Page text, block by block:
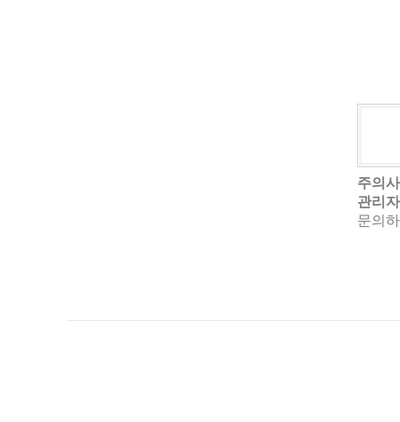
주의
관리
문의